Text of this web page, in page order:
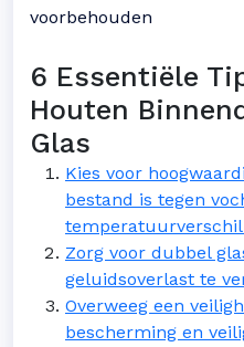
voorbehouden
6 Essentiële
Houten
Glas
Kies voor
bestand is tegen
Zorg voor dubbel
geluidsoverlast te
Overweeg een
bescherming en